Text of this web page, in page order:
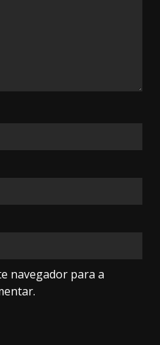
navegador para a